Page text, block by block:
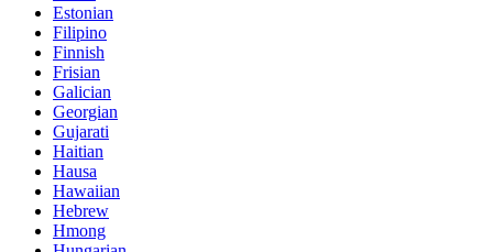
Estonian
Filipino
Finnish
Frisian
Galician
Georgian
Gujarati
Haitian
Hausa
Hawaiian
Hebrew
Hmong